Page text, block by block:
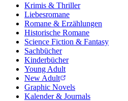
Krimis & Thriller
Liebesromane
Romane & Erzählungen
Historische Romane
Science Fiction & Fantasy
Sachbücher
Kinderbücher
Young Adult
New Adult
Graphic Novels
Kalender & Journals